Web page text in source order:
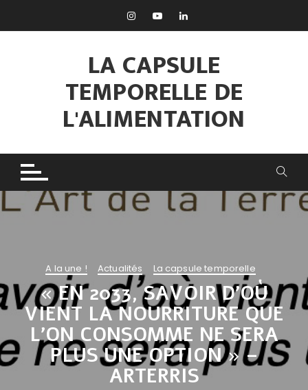
LA CAPSULE
TEMPORELLE DE
L'ALIMENTATION
A la une ! Actualités La capsule temporelle
« EN 2033, SAVOIR D’OÙ
VIENT LA NOURRITURE QUE
L’ON CONSOMME NE SERA
PLUS UNE OPTION » –
ARTERRIS